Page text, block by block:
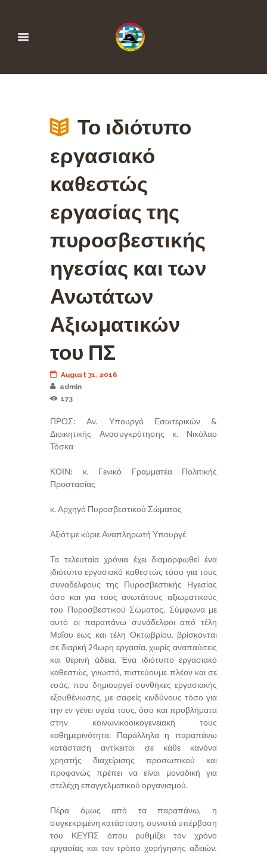
Το ιδιότυπο
εργασιακό
καθεστώς
εργασίας της
πυροσβεστικής
ηγεσίας και των
Ανωτάτων
Αξιωματικών
του ΠΣ
August 31, 2016
admin
173
ΠΡΟΣ: Αν. Υπουργό Εσωτερικών &
Διοικητικής Ανασυγκρότησης κ. Νικόλαο
Τόσκα
ΚΟΙΝ: κ. Γενικό Γραμματέα Πολιτικής
Προστασίας
κ. Αρχηγό Πυροσβεστικού Σώματος
Αξιότιμε κύριε Αναπληρωτή Υπουργέ
Τα τελευταία χρόνια έχει διαμορφωθεί ένα
ιδιότυπο εργασιακό καθεστώς τόσο για τους
συναδέλφους της Πυροσβεστικής Ηγεσίας
όσο και για τους ανωτάτους αξιωματικούς
του Πυροσβεστικού Σώματος. Σύμφωνα με
αυτό οι παραπάνω συνάδελφοι από τέλη
Μαΐου έως και τέλη Οκτωβρίου, βρίσκονται
σε διαρκή 24ωρη εργασία, χωρίς αναπαύσεις
και θερινή άδεια. Ένα ιδιότυπο εργασιακό
καθεστώς, γνωστό, πιστεύουμε πλέον και σε
εσάς, που δημιουργεί συνθήκες εργασιακής
εξουθένωσης, με σαφείς κινδύνους τόσο για
την εν γένει υγεία τους, όσο και προβλήματα
στην κοινωνικοοικογενειακή τους
καθημερινότητα. Παράλληλα η παραπάνω
κατάσταση αντίκειται σε κάθε κανόνα
χρηστής διαχείρισης προσωπικού και
προφανώς πρέπει να είναι μοναδική για
στελέχη επαγγελματικού οργανισμού.
Πέρα όμως από τα παραπάνω, η
συγκεκριμένη κατάσταση, συνιστά υπέρβαση
του ΚΕΥΠΣ όπου ρυθμίζει τον χρόνο
εργασίας και τον τρόπο χορήγησης αδειών,